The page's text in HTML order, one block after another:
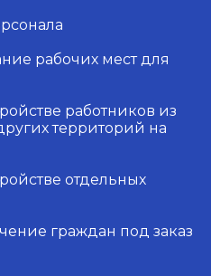
рабочих мест для
работников из
территорий на
отдельных
граждан под заказ